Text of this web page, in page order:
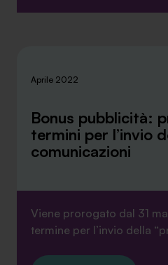
Aprile 2022
Bonus pubblicità:
termini per l’invio
comunicazioni
Viene prorogato dal 31
termine per l’invio della